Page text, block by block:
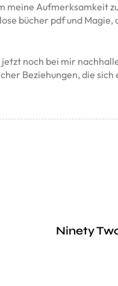
meine Aufmerksamkeit
bücher pdf und Magie,
noch bei mir
Beziehungen, die
Ninety